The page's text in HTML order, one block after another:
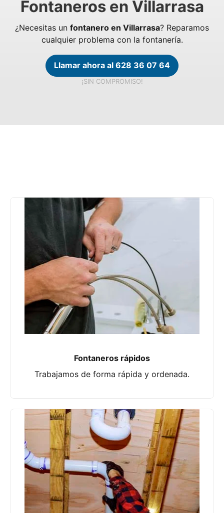
Fontaneros en Villarrasa
¿Necesitas un fontanero en Villarrasa? Reparamos
cualquier problema con la fontanería.
Llamar ahora al 628 36 07 64
¡SIN COMPROMISO!
Fontaneros rápidos
Trabajamos de forma rápida y ordenada.